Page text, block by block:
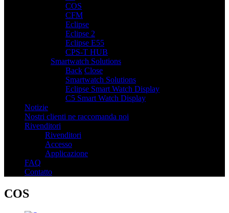
COS
CFM
Eclipse
Eclipse 2
Eclipse E55
CPS-T HUB
Smartwatch Solutions
Back Close
Smartwatch Solutions
Eclipse Smart Watch Display
C5 Smart Watch Display
Notizie
Nostri clienti ne raccomanda noi
Rivenditori
Rivenditori
Accesso
Applicazione
FAQ
Contatto
COS